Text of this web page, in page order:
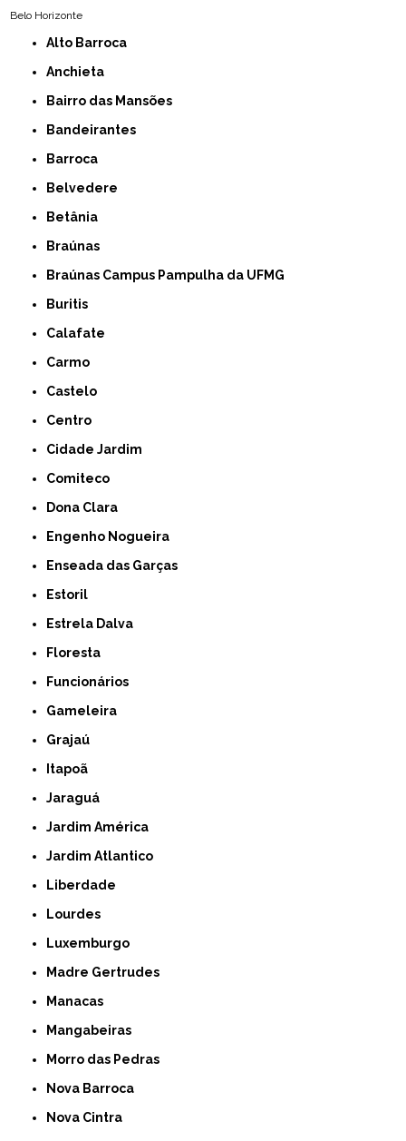
Belo Horizonte
Alto Barroca
Anchieta
Bairro das Mansões
Bandeirantes
Barroca
Belvedere
Betânia
Braúnas
Braúnas Campus Pampulha da UFMG
Buritis
Calafate
Carmo
Castelo
Centro
Cidade Jardim
Comiteco
Dona Clara
Engenho Nogueira
Enseada das Garças
Estoril
Estrela Dalva
Floresta
Funcionários
Gameleira
Grajaú
Itapoã
Jaraguá
Jardim América
Jardim Atlantico
Liberdade
Lourdes
Luxemburgo
Madre Gertrudes
Manacas
Mangabeiras
Morro das Pedras
Nova Barroca
Nova Cintra